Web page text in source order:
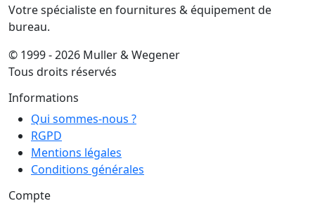
Votre spécialiste en fournitures & équipement de
bureau.
© 1999 - 2026 Muller & Wegener
Tous droits réservés
Informations
Qui sommes-nous ?
RGPD
Mentions légales
Conditions générales
Compte